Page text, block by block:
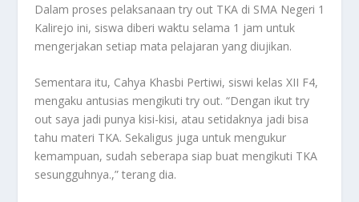
Dalam proses pelaksanaan try out TKA di SMA Negeri 1
Kalirejo ini, siswa diberi waktu selama 1 jam untuk
mengerjakan setiap mata pelajaran yang diujikan.
Sementara itu, Cahya Khasbi Pertiwi, siswi kelas XII F4,
mengaku antusias mengikuti try out. “Dengan ikut try
out saya jadi punya kisi-kisi, atau setidaknya jadi bisa
tahu materi TKA. Sekaligus juga untuk mengukur
kemampuan, sudah seberapa siap buat mengikuti TKA
sesungguhnya.,” terang dia.